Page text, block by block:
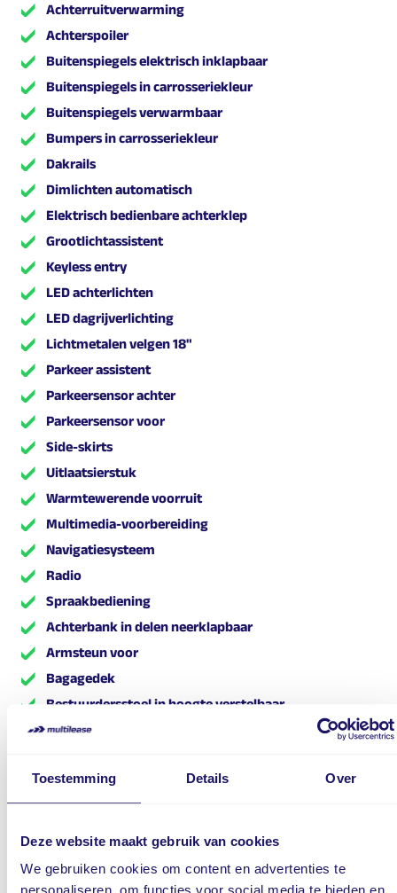
Toestemming Details Over
Deze website maakt gebruik van cookies
We gebruiken cookies om content en advertenties te
Achterruitverwarming
Achterspoiler
Buitenspiegels elektrisch inklapbaar
Buitenspiegels in carrosseriekleur
Buitenspiegels verwarmbaar
Bumpers in carrosseriekleur
Dakrails
Dimlichten automatisch
Elektrisch bedienbare achterklep
Grootlichtassistent
Keyless entry
LED achterlichten
LED dagrijverlichting
Lichtmetalen velgen 18"
Parkeer assistent
Parkeersensor achter
Parkeersensor voor
Side-skirts
Uitlaatsierstuk
Warmtewerende voorruit
Multimedia-voorbereiding
Navigatiesysteem
Radio
Spraakbediening
Achterbank in delen neerklapbaar
Armsteun voor
Bagagedek
Bestuurdersstoel in hoogte verstelbaar
Binnenspiegel automatisch dimmend
Elektrische ramen voor
Hoofdsteunen voor en achter
Passagiersstoel in hoogte verstelbaar